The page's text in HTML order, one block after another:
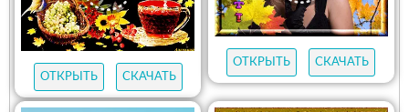
ОТКРЫТЬ СКАЧАТЬ
ОТКРЫТЬ СКАЧАТЬ